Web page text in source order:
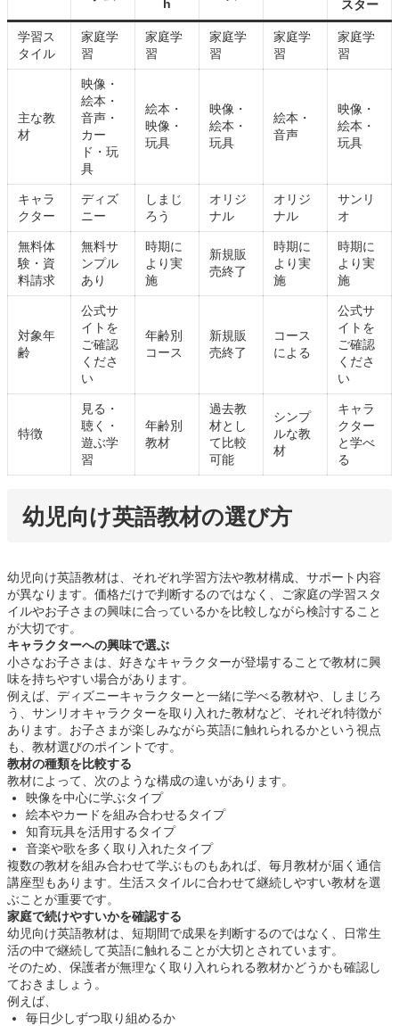
h スター
学習ス
タイル
家庭学
習
家庭学
習
家庭学
習
家庭学
習
家庭学
習
主な教
材
映像・
絵本・
音声・
カー
ド・玩
具
絵本・
映像・
玩具
映像・
絵本・
玩具
絵本・
音声
映像・
絵本・
玩具
キャラ
クター
ディズ
ニー
しまじ
ろう
オリジ
ナル
オリジ
ナル
サンリ
オ
無料体
験・資
料請求
無料サ
ンプル
あり
時期に
より実
施
新規販
売終了
時期に
より実
施
時期に
より実
施
対象年
齢
公式サ
イトを
ご確認
くださ
い
年齢別
コース
新規販
売終了
コース
による
公式サ
イトを
ご確認
くださ
い
特徴
見る・
聴く・
遊ぶ学
習
年齢別
教材
過去教
材とし
て比較
可能
シンプ
ルな教
材
キャラ
クター
と学べ
る
幼児向け英語教材の選び方
幼児向け英語教材は、それぞれ学習方法や教材構成、サポート内容
が異なります。価格だけで判断するのではなく、ご家庭の学習スタ
イルやお子さまの興味に合っているかを比較しながら検討すること
が大切です。
キャラクターへの興味で選ぶ
小さなお子さまは、好きなキャラクターが登場することで教材に興
味を持ちやすい場合があります。
例えば、ディズニーキャラクターと一緒に学べる教材や、しまじろ
う、サンリオキャラクターを取り入れた教材など、それぞれ特徴が
あります。お子さまが楽しみながら英語に触れられるかという視点
も、教材選びのポイントです。
教材の種類を比較する
教材によって、次のような構成の違いがあります。
映像を中心に学ぶタイプ
絵本やカードを組み合わせるタイプ
知育玩具を活用するタイプ
音楽や歌を多く取り入れたタイプ
複数の教材を組み合わせて学ぶものもあれば、毎月教材が届く通信
講座型もあります。生活スタイルに合わせて継続しやすい教材を選
ぶことが重要です。
家庭で続けやすいかを確認する
幼児向け英語教材は、短期間で成果を判断するのではなく、日常生
活の中で継続して英語に触れることが大切とされています。
そのため、保護者が無理なく取り入れられる教材かどうかも確認し
ておきましょう。
例えば、
毎日少しずつ取り組めるか